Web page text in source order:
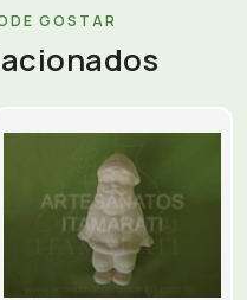
GOSTAR